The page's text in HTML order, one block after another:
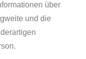
über
und die